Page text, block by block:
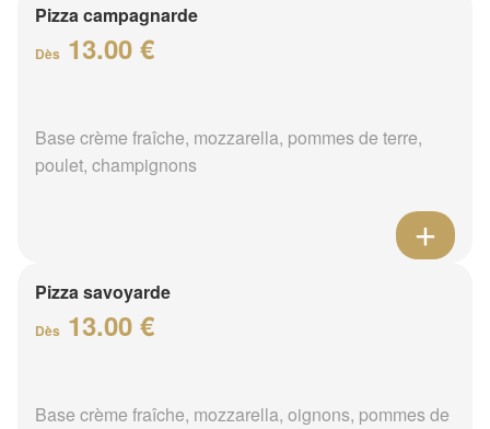
Pizza campagnarde
Dès 13.00 €
Base crème fraîche, mozzarella, pommes de terre,
poulet, champignons
Pizza savoyarde
Dès 13.00 €
Base crème fraîche, mozzarella, oignons, pommes de